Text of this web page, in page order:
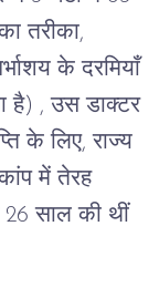
तरीका,
के दरमियाँ
है) , उस डाक्टर
के लिए, राज्य
में तेरह
साल की थीं